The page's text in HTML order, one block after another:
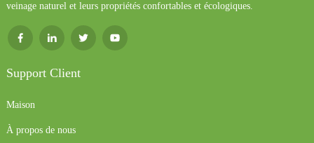
veinage naturel et leurs propriétés confortables et écologiques.
Support Client
Maison
À propos de nous